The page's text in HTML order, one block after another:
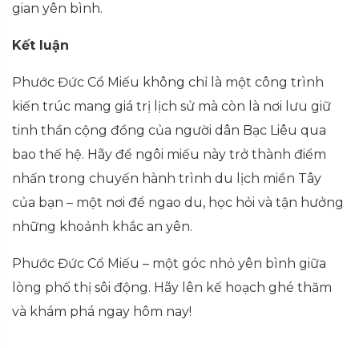
gian yên bình.
Kết luận
Phước Đức Cổ Miếu không chỉ là một công trình
kiến trúc mang giá trị lịch sử mà còn là nơi lưu giữ
tinh thần cộng đồng của người dân Bạc Liêu qua
bao thế hệ. Hãy để ngôi miếu này trở thành điểm
nhấn trong chuyến hành trình du lịch miền Tây
của bạn – một nơi để ngao du, học hỏi và tận hưởng
những khoảnh khắc an yên.
Phước Đức Cổ Miếu – một góc nhỏ yên bình giữa
lòng phố thị sôi động. Hãy lên kế hoạch ghé thăm
và khám phá ngay hôm nay!